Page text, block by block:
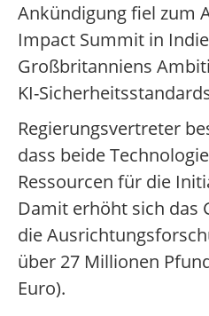
Ankündigung fiel zum
Impact Summit in
Großbritanniens
KI-
Regierungsvertreter
dass beide
Ressourcen für die
Damit erhöht sich das
die
über 27 Millionen
Euro).